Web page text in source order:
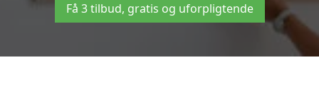
Få 3 tilbud, gratis og uforpligtende